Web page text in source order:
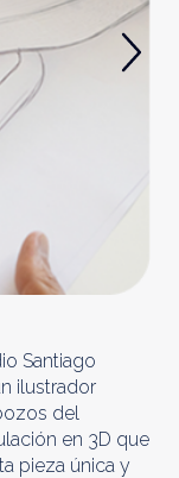
Santiago
ilustrador
del
en 3D que
pieza única y